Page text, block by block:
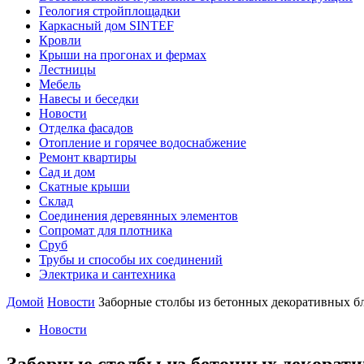
Геология стройплощадки
Каркасный дом SINTEF
Кровли
Крыши на прогонах и фермах
Лестницы
Мебель
Навесы и беседки
Новости
Отделка фасадов
Отопление и горячее водоснабжение
Ремонт квартиры
Сад и дом
Скатные крыши
Склад
Соединения деревянных элементов
Сопромат для плотника
Сруб
Трубы и способы их соединений
Электрика и сантехника
Домой Новости Заборные столбы из бетонных декоративных
Новости